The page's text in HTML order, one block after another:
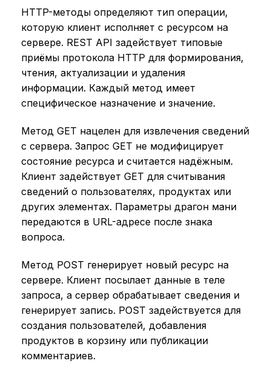
HTTP-методы определяют тип операции,
которую клиент исполняет с ресурсом на
сервере. REST API задействует типовые
приёмы протокола HTTP для формирования,
чтения, актуализации и удаления
информации. Каждый метод имеет
специфическое назначение и значение.
Метод GET нацелен для извлечения сведений
с сервера. Запрос GET не модифицирует
состояние ресурса и считается надёжным.
Клиент задействует GET для считывания
сведений о пользователях, продуктах или
других элементах. Параметры драгон мани
передаются в URL-адресе после знака
вопроса.
Метод POST генерирует новый ресурс на
сервере. Клиент посылает данные в теле
запроса, а сервер обрабатывает сведения и
генерирует запись. POST задействуется для
создания пользователей, добавления
продуктов в корзину или публикации
комментариев.